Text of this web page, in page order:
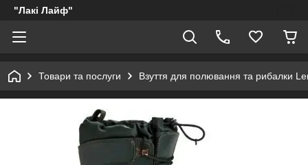
"Лакі Лайф"
Товари та послуги Взуття для полювання та рибалки